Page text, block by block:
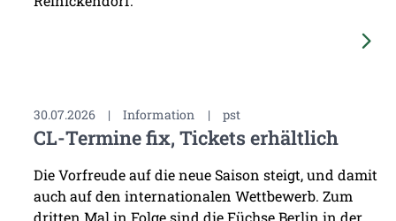
30.07.2026 | Information | pst
CL-Termine fix, Tickets erhältlich
Die Vorfreude auf die neue Saison steigt, und damit
auch auf den internationalen Wettbewerb. Zum
dritten Mal in Folge sind die Füchse Berlin in der